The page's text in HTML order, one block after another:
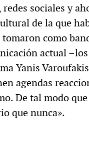
sociales y
de la que
como
actual
Yanis
agendas
De tal modo
que nunca».